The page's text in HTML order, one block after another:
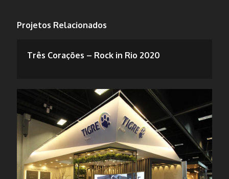
Projetos Relacionados
Três Corações – Rock in Rio 2020